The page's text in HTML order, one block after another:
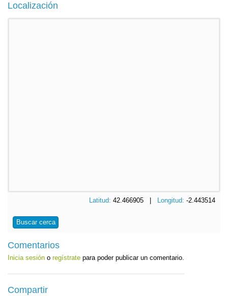
Localización
Latitud: 42.466905 | Longitud: -2.443514
Buscar cerca
Comentarios
Inicia sesión o regístrate para poder publicar un comentario.
Compartir